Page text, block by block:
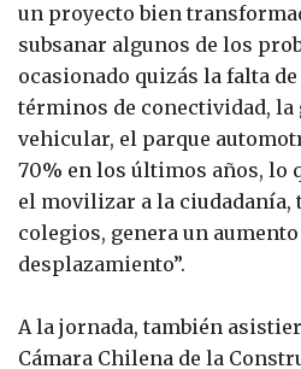
un proyecto bien
subsanar algunos de los
ocasionado quizás la falta
términos de conectividad,
vehicular, el parque
70% en los últimos años, lo
el movilizar a la ciudadanía,
colegios, genera un
desplazamiento”.
A la jornada, también
Cámara Chilena de la